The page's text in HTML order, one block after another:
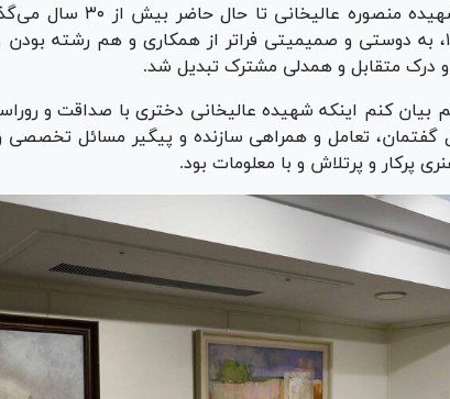
از زمان آشنایی‌ام با شهیده
دهه ۸۰ و ۹۰ و تا ۱۴۰۴، به دوستی و صمیمیتی فراتر از همکاری و هم
و درک متقابل و همدلی مشترک تبدیل شد.
بیان کنم اینکه شهیده عالیخانی دختری با صداقت و
تعامل و همراهی سازنده و پیگیر مسائل تخصصی
پرکار و پرتلاش و با معلومات بود.